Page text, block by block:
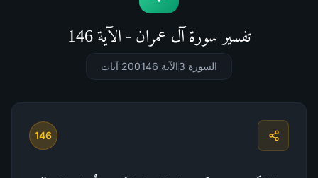
تفسير سورة آل عمران - الآية 146
السورة 3 الآية 146 200 آيات
146